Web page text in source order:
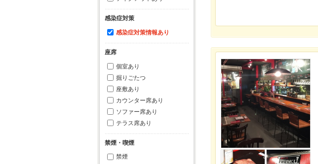
感染症対策
感染症対策情報あり
座席
個室あり
掘りごたつ
座敷あり
カウンター席あり
ソファー席あり
テラス席あり
禁煙・喫煙
禁煙